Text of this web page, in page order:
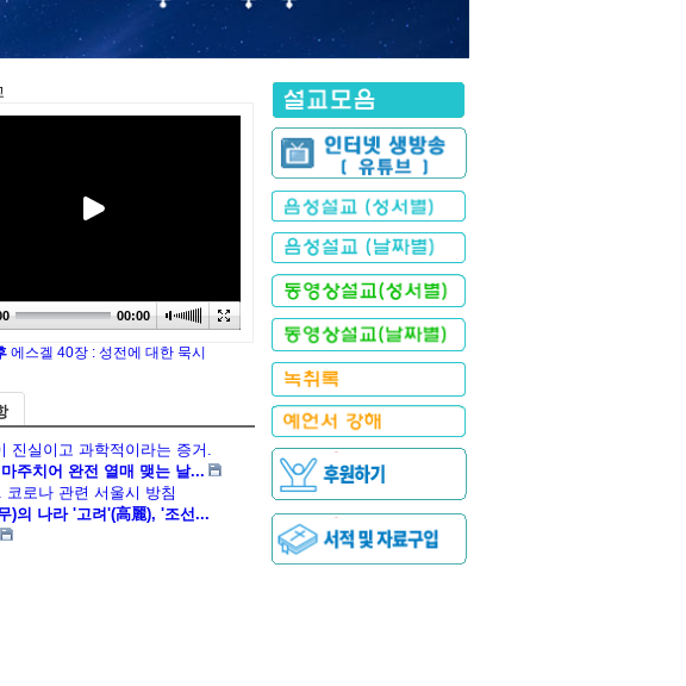
00:00
에스겔 40장 : 성전에 대한 묵시
진실이고 과학적이라는 증거.
주치어 완전 열매 맺는 날...
코로나 관련 서울시 방침
)의 나라 '고려'(高麗), '조선...